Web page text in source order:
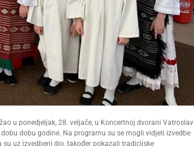
u ponedjeljak, 28. veljače, u Koncertnoj dvorani Vatroslav
dobu godine. Na programu su se mogli vidjeti izvedbe
uz izvedbeni dio, također pokazali tradicijske